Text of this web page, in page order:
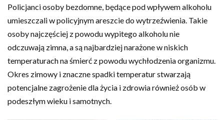
Policjanci osoby bezdomne, będące pod wpływem alkoholu
umieszczali w policyjnym areszcie do wytrzeźwienia. Takie
osoby najczęściej z powodu wypitego alkoholu nie
odczuwają zimna, a są najbardziej narażone w niskich
temperaturach na śmierć z powodu wychłodzenia organizmu.
Okres zimowy i znaczne spadki temperatur stwarzają
potencjalne zagrożenie dla życia i zdrowia również osób w
podeszłym wieku i samotnych.